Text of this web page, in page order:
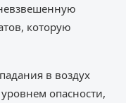
которую
в воздух
опасности,